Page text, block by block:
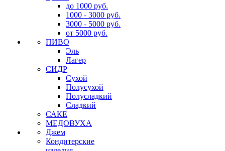
до 1000 руб.
1000 - 3000 руб.
3000 - 5000 руб.
от 5000 руб.
ПИВО
Эль
Лагер
СИДР
Сухой
Полусухой
Полусладкий
Сладкий
САКЕ
МЕДОВУХА
Джем
Кондитерские